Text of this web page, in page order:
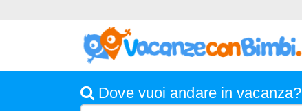
Dove vuoi andare in vacanza?